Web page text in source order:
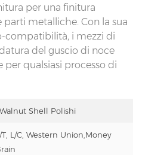
per una finitura
metalliche. Con la sua
compatibilità, i mezzi di
del guscio di noce
per qualsiasi processo di
Walnut Shell Polishi
T, L/C, Western Union,Money